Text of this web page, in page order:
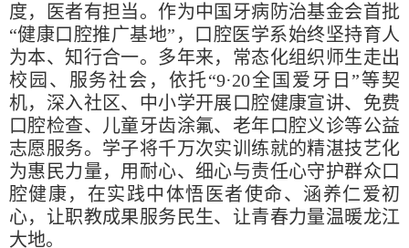
度，医者有担当。作为中国牙病防治基金会首批
“健康口腔推广基地”，口腔医学系始终坚持育人
为本、知行合一。多年来，常态化组织师生走出
校园、服务社会，依托“9·20全国爱牙日”等契
机，深入社区、中小学开展口腔健康宣讲、免费
口腔检查、儿童牙齿涂氟、老年口腔义诊等公益
志愿服务。学子将千万次实训练就的精湛技艺化
为惠民力量，用耐心、细心与责任心守护群众口
腔健康，在实践中体悟医者使命、涵养仁爱初
心，让职教成果服务民生、让青春力量温暖龙江
大地。